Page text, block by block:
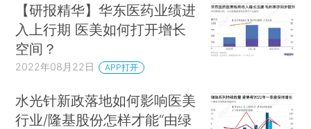
【研报精华】华东医药业绩进
入上行期 医美如何打开增长
空间？
2022年08月22日 APP打开
水光针新政落地如何影响医美
行业/隆基股份怎样才能“由绿